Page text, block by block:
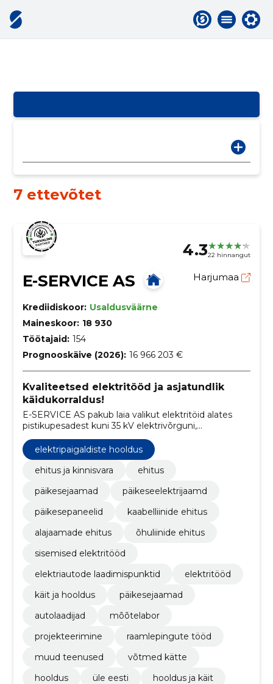
7 ettevõtet
4.322 hinnangut
E-SERVICE AS Harjumaa
Krediidiskoor: Usaldusväärne
Maineskoor: 18 930
Töötajaid: 154
Prognooskäive (2026): 16 966 203 €
Kvaliteetsed elektritööd ja asjatundlik
käidukorraldus!
E-SERVICE AS pakub laia valikut elektritöid alates
pistikupesadest kuni 35 kV elektrivõrguni,
keskendudes rohelisele mõtteviisile ja päikeseenergia
ning elektriauto laadijate lahendustele.
elektripaigaldiste hooldus
ehitus ja kinnisvara
ehitus
päikesejaamad
päikeseelektrijaamd
päikesepaneelid
kaabelliinide ehitus
alajaamade ehitus
õhuliinide ehitus
sisemised elektritööd
elektriautode laadimispunktid
elektritööd
käit ja hooldus
päikesejaamad
autolaadijad
mõõtelabor
projekteerimine
raamlepingute tööd
muud teenused
võtmed kätte
hooldus
üle eesti
hooldus ja käit